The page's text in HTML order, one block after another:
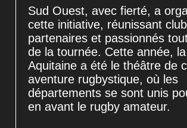
Sud Ouest, avec fierté, a
cette initiative, réunissant
partenaires et passionnés
de la tournée. Cette année,
Aquitaine a été le théâtre de
aventure rugbystique, où les
départements se sont unis
en avant le rugby amateur.